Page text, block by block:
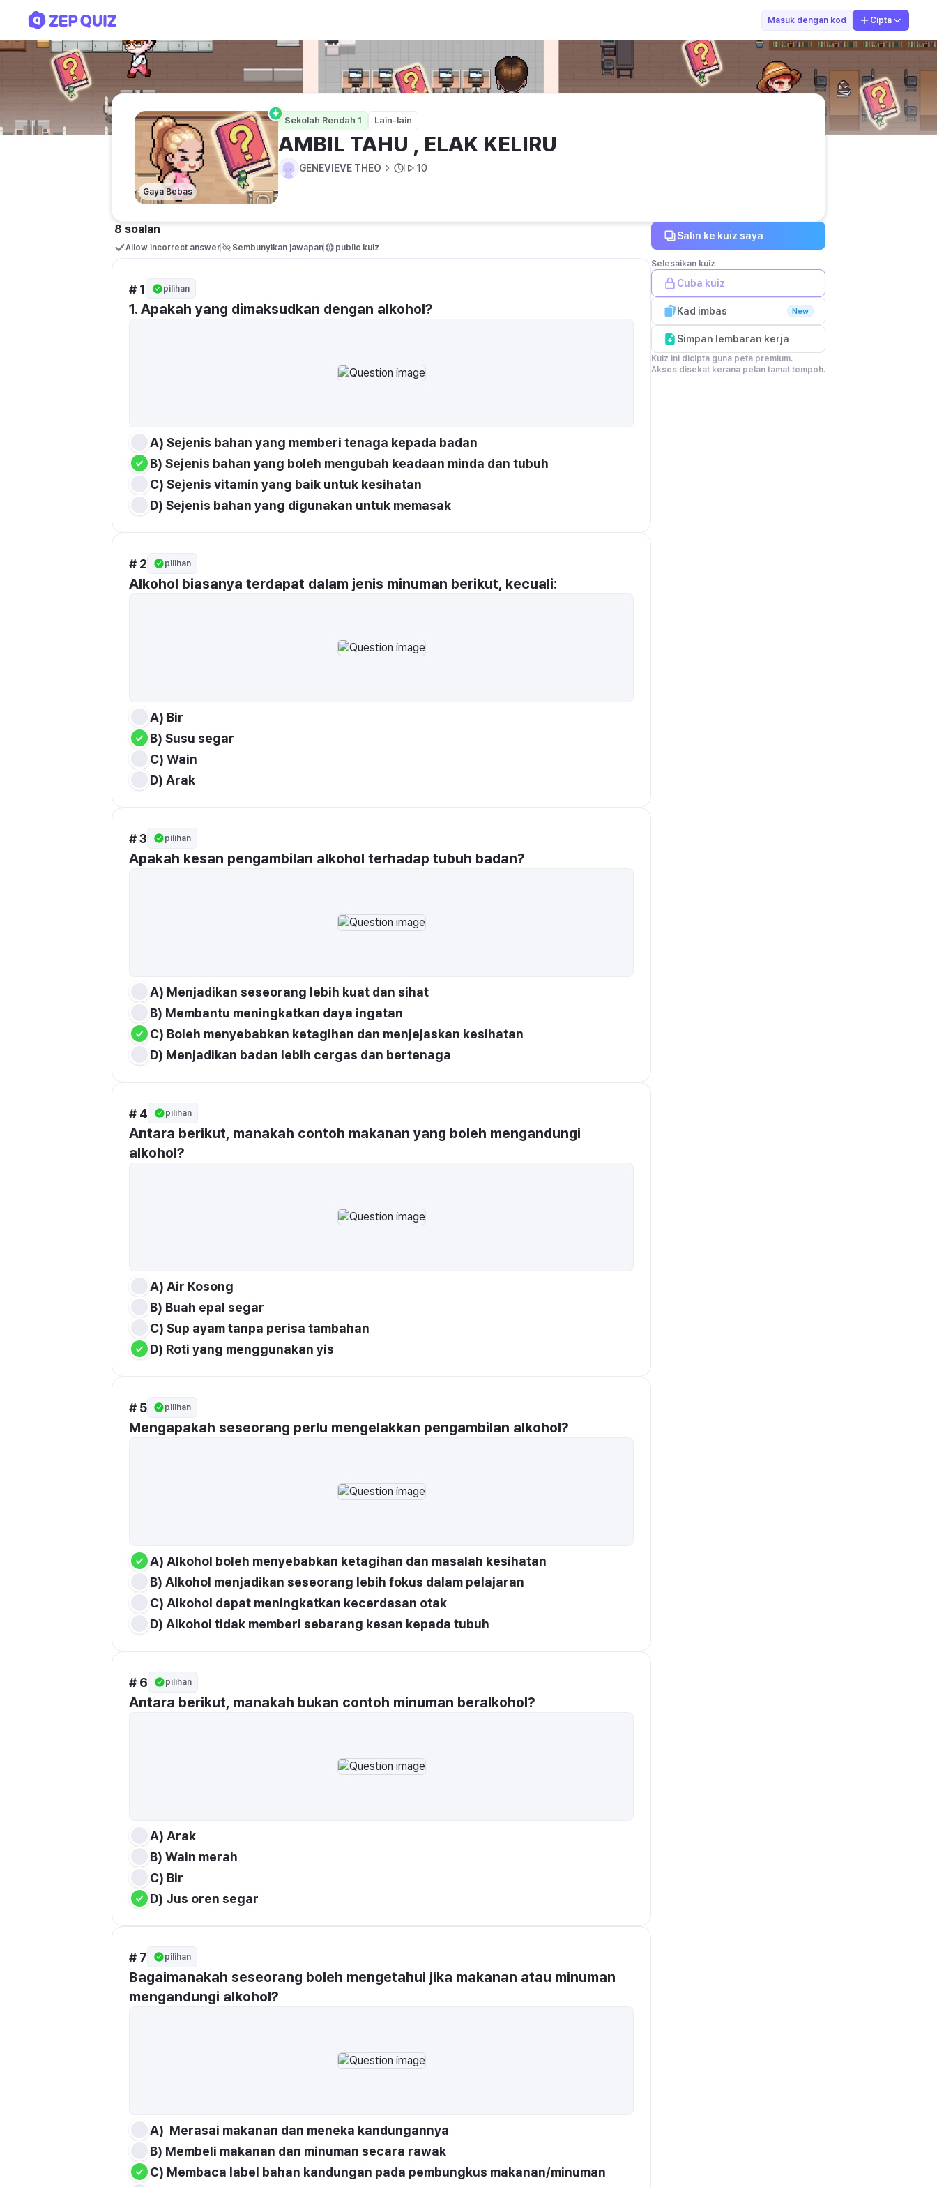
Masuk dengan kod Cipta
GENEVIEVE THEO
Gaya Bebas
Sekolah Rendah 1 Lain-lain
AMBIL TAHU , ELAK KELIRU
GENEVIEVE THEO 10
8 soalan
Allow incorrect answer Sembunyikan jawapan public kuiz
# 1 pilihan
1. Apakah yang dimaksudkan dengan alkohol?
A) Sejenis bahan yang memberi tenaga kepada badan
B) Sejenis bahan yang boleh mengubah keadaan minda dan tubuh
C) Sejenis vitamin yang baik untuk kesihatan
D) Sejenis bahan yang digunakan untuk memasak
# 2 pilihan
Alkohol biasanya terdapat dalam jenis minuman berikut, kecuali:
A) Bir
B) Susu segar
C) Wain
D) Arak
# 3 pilihan
Apakah kesan pengambilan alkohol terhadap tubuh badan?
A) Menjadikan seseorang lebih kuat dan sihat
B) Membantu meningkatkan daya ingatan
C) Boleh menyebabkan ketagihan dan menjejaskan kesihatan
D) Menjadikan badan lebih cergas dan bertenaga
# 4 pilihan
Antara berikut, manakah contoh makanan yang boleh mengandungi
alkohol?
A) Air Kosong
B) Buah epal segar
C) Sup ayam tanpa perisa tambahan
D) Roti yang menggunakan yis
# 5 pilihan
Mengapakah seseorang perlu mengelakkan pengambilan alkohol?
A) Alkohol boleh menyebabkan ketagihan dan masalah kesihatan
B) Alkohol menjadikan seseorang lebih fokus dalam pelajaran
C) Alkohol dapat meningkatkan kecerdasan otak
D) Alkohol tidak memberi sebarang kesan kepada tubuh
# 6 pilihan
Antara berikut, manakah bukan contoh minuman beralkohol?
A) Arak
B) Wain merah
C) Bir
D) Jus oren segar
# 7 pilihan
Bagaimanakah seseorang boleh mengetahui jika makanan atau minuman
mengandungi alkohol?
A)  Merasai makanan dan meneka kandungannya
B) Membeli makanan dan minuman secara rawak
C) Membaca label bahan kandungan pada pembungkus makanan/minuman
Salin ke kuiz saya
Selesaikan kuiz
Cuba kuiz
Kad imbas New
Simpan lembaran kerja
Kuiz ini dicipta guna peta premium.
Akses disekat kerana pelan tamat tempoh.